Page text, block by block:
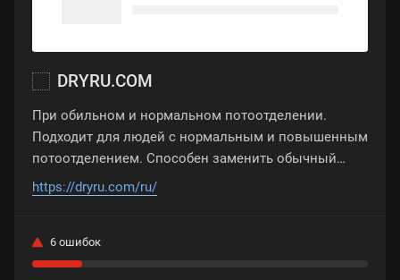
DRYRU.COM
При обильном и нормальном потоотделении.
Подходит для людей с нормальным и повышенным
потоотделением. Способен заменить обычный
антиперспирант или дезодорант. Одного флакона
хватает минимум на 6 мес.
https://dryru.com/ru/
6 ошибок